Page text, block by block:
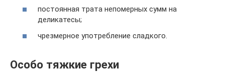
постоянная трата непомерных сумм на
деликатесы;
чрезмерное употребление сладкого.
Особо тяжкие грехи